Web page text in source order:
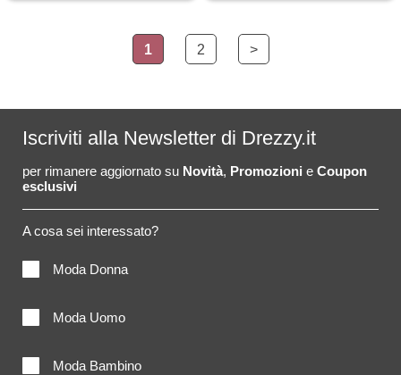
1 2 >
Iscriviti alla Newsletter di Drezzy.it
per rimanere aggiornato su Novità, Promozioni e Coupon
esclusivi
A cosa sei interessato?
Moda Donna
Moda Uomo
Moda Bambino